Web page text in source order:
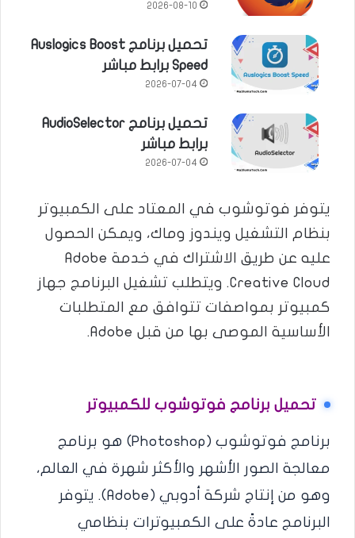
2026-08-10
تحميل برنامج Auslogics Boost
Speed برابط مباشر
2026-07-04
تحميل برنامج AudioSelector
برابط مباشر
2026-07-04
يتوفر فوتوشوب في المعتاد على الكمبيوتر
بنظام التشغيل ويندوز وماك، ويمكن الحصول
عليه عن طريق الاشتراك في خدمة Adobe
Creative Cloud. ويتطلب تشغيل البرنامج جهاز
كمبيوتر بمواصفات تتوافق مع المتطلبات
الأساسية الموصى بها من قبل Adobe.
تحميل برنامج فوتوشوب للكمبيوتر
برنامج فوتوشوب (Photoshop) هو برنامج
معالجة الصور الأشهر والأكثر شهرة في العالم،
وهو من إنتاج شركة أدوبي (Adobe). يتوفر
البرنامج عادةً على الكمبيوترات بنظامي